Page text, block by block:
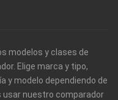
modelos y clases de
Elige marca y tipo,
y modelo dependiendo de
usar nuestro comparador